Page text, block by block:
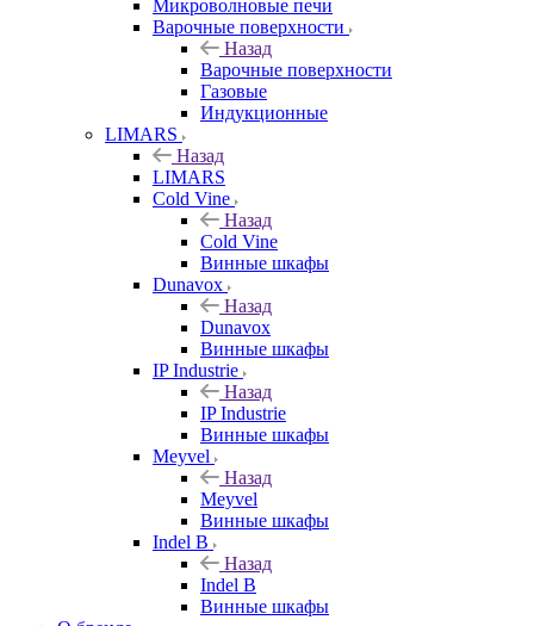
Микроволновые печи
Варочные поверхности
Назад
Варочные поверхности
Газовые
Индукционные
LIMARS
Назад
LIMARS
Cold Vine
Назад
Cold Vine
Винные шкафы
Dunavox
Назад
Dunavox
Винные шкафы
IP Industrie
Назад
IP Industrie
Винные шкафы
Meyvel
Назад
Meyvel
Винные шкафы
Indel B
Назад
Indel B
Винные шкафы